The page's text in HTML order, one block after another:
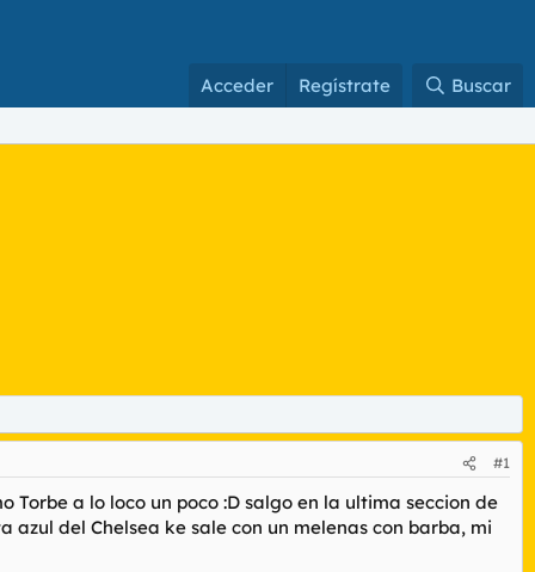
Acceder Regístrate Buscar
#1
a lo loco un poco :D salgo en la ultima seccion de
azul del Chelsea ke sale con un melenas con barba, mi